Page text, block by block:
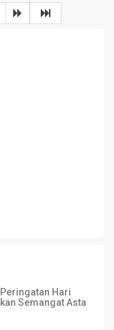
Hari
Semangat Asta